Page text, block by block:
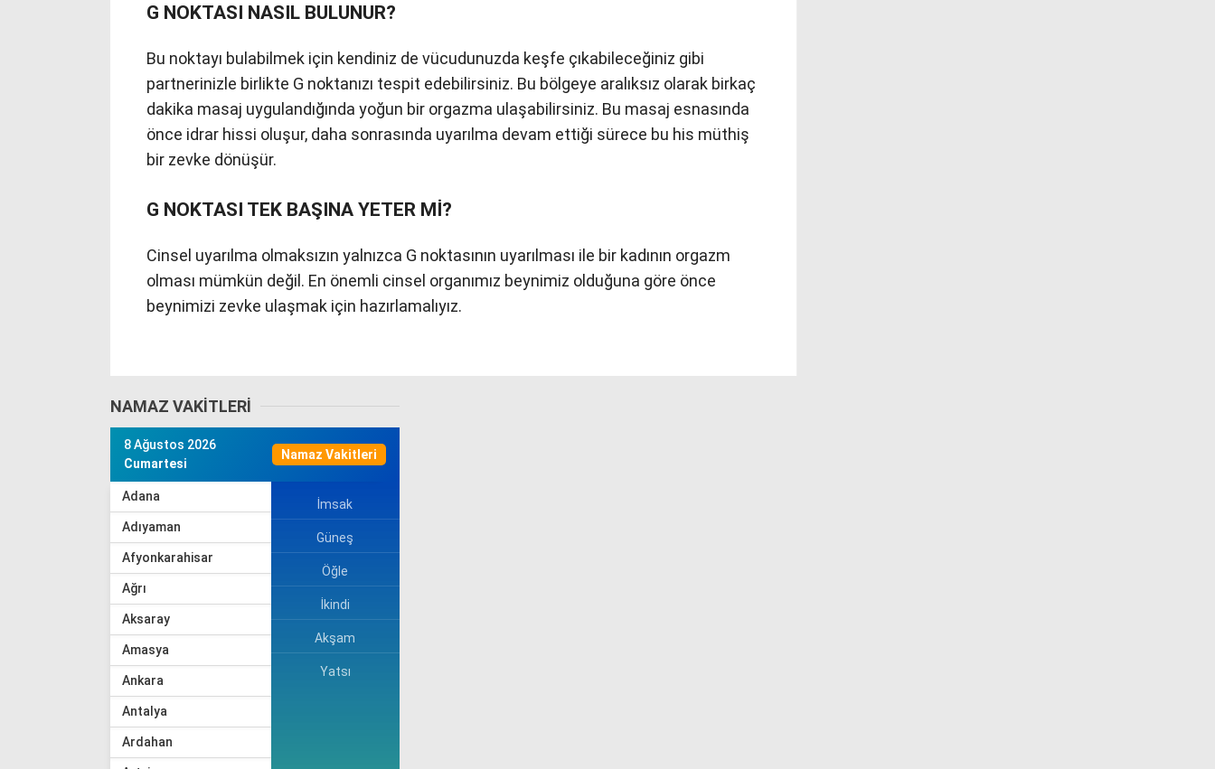
G NOKTASI NASIL BULUNUR?
Bu noktayı bulabilmek için kendiniz de vücudunuzda keşfe çıkabileceğiniz gibi
partnerinizle birlikte G noktanızı tespit edebilirsiniz. Bu bölgeye aralıksız olarak birkaç
dakika masaj uygulandığında yoğun bir orgazma ulaşabilirsiniz. Bu masaj esnasında
önce idrar hissi oluşur, daha sonrasında uyarılma devam ettiği sürece bu his müthiş
bir zevke dönüşür.
G NOKTASI TEK BAŞINA YETER Mİ?
Cinsel uyarılma olmaksızın yalnızca G noktasının uyarılması ile bir kadının orgazm
olması mümkün değil. En önemli cinsel organımız beynimiz olduğuna göre önce
beynimizi zevke ulaşmak için hazırlamalıyız.
NAMAZ VAKITLERI
8 Ağustos 2026
Cumartesi
Namaz Vakitleri
Adana
Adıyaman
Afyonkarahisar
Ağrı
Aksaray
Amasya
Ankara
Antalya
Ardahan
İmsak
Güneş
Öğle
İkindi
Akşam
Yatsı